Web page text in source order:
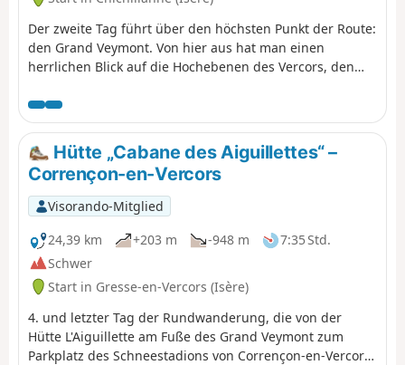
Der zweite Tag führt über den höchsten Punkt der Route:
den Grand Veymont. Von hier aus hat man einen
herrlichen Blick auf die Hochebenen des Vercors, den
Steinböcke und Murmeltiere zu beobachten!
Hütte „Cabane des Aiguillettes“ –
Corrençon-en-Vercors
Visorando-Mitglied
24,39 km
+203 m -948 m
7:35 Std.
Schwer
Start in Gresse-en-Vercors (Isère)
4. und letzter Tag der Rundwanderung, die von der
Hütte L'Aiguillette am Fuße des Grand Veymont zum
Parkplatz des Schneestadions von Corrençon-en-Vercors